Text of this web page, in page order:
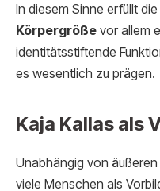
In diesem Sinne erfüllt
Körpergröße vor allem
identitätsstiftende
es wesentlich zu prägen.
Kaja Kallas als
Unabhängig von
viele Menschen als